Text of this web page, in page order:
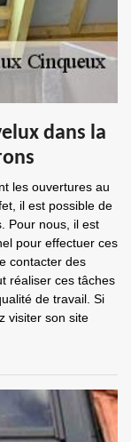
dans la
les ouvertures au
il est possible de
Pour nous, il est
pour effectuer ces
contacter des
réaliser ces tâches
de travail. Si
visiter son site